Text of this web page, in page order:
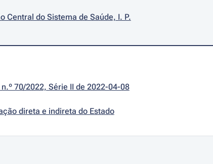
Central do Sistema de Saúde, I. P.
70/2022, Série II de 2022-04-08
direta e indireta do Estado